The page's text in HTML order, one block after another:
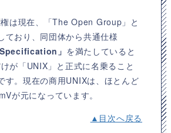
権は現在、「The Open Group」と
ており、同団体から共通仕様
」 を満たしていると
が「UNIX」と正式に名乗ること
す。現在の商用UNIXは、ほとんど
が元になっています。
▲目次へ戻る